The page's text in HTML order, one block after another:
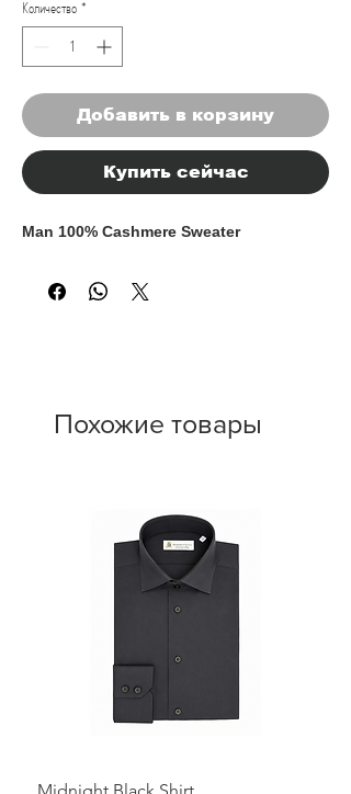
Количество *
Добавить в корзину
Купить сейчас
Man 100% Cashmere Sweater
Похожие товары